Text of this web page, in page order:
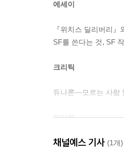
에세이
『위치스 딜리버리
SF를 쓴다는 것, SF
크리틱
듀나론―모르는 사람
인터뷰
두려움을 즐기는 연출
채널예스 기사 (1개)